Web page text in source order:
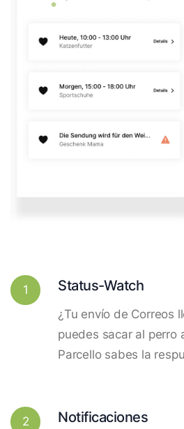
1 Status-Watch
¿Tu envío de Correos
puedes sacar al perro
Parcello sabes la
2 Notificaciones